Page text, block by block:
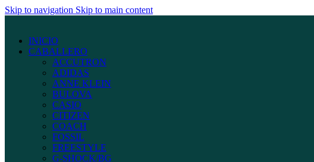
Skip to navigation Skip to main content
INICIO
CABALLERO
ACCUTRON
ADIDAS
ANNE KLEIN
BULOVA
CASIO
CITIZEN
COACH
FOSSIL
FREESTYLE
G-SHOCK/BG